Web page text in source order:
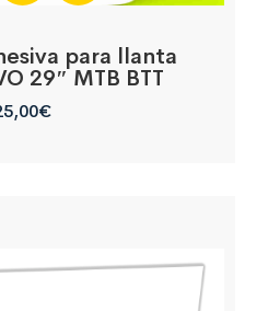
para llanta
29″ MTB BTT
€